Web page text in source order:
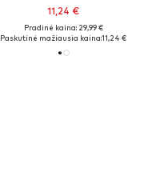
11,24 €
Pradinė kaina: 29,99 €
Paskutinė mažiausia kaina:11,24 €